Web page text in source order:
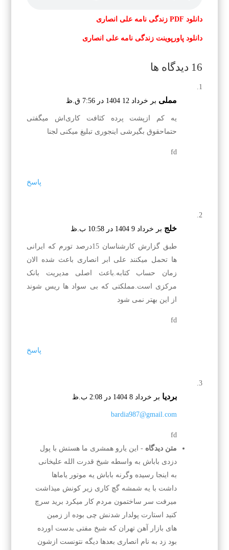
دانلود PDF ز ندگی نامه علی انصاری
دانلود پاورپوینت زندگی نامه علی انصاری
16 دیدگاه ها
مملی بر خرداد 12 1404 در 7:56 ق.ظ
یه کم ازپشت پرده کثافت کاری‌اش میگفتی
حتماحقوق بگیرشی اینجوری تبلیغ میکنی لجنا
fd
پاسخ
خلج بر خرداد 9 1404 در 10:58 ب.ظ
طبق گزارش کارشناسان 15درصد تورم که ایرانی
ها تحمل میکنند علی ابر انصاری باعث شده الان
زمان حساب کتابه.باعث اصلی مدیریت بانک
مرکزی است.مملکتی که بی سواد ها ریس شوند
از این بهتر نمی شود
fd
پاسخ
بردیا بر خرداد 8 1404 در 2:08 ب.ظ
bardia987@gmail.com
fd
متن دیدگاه - این یارو همشری ما هستش با پول
دزدی باباش به واسطه شیخ قدرت الله علیخانی
به اینجا رسیده وگرنه باباش یه موتور یاماها
داشت با یه شمشه گچ کاری زیر کونش میذاشت
میرفت سر ساختمون مردم کار میکرد برید سرچ
کنید استارت پولدار شدنش چی بوده از زمین
های بازار آهن تهران که شبخ مفتی بدست اورده
بود زد به نام انصاری بعدها دیگه نتونست ازشون